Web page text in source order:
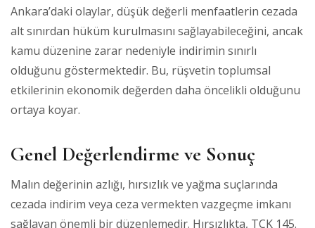
Ankara’daki olaylar, düşük değerli menfaatlerin cezada
alt sınırdan hüküm kurulmasını sağlayabileceğini, ancak
kamu düzenine zarar nedeniyle indirimin sınırlı
olduğunu göstermektedir. Bu, rüşvetin toplumsal
etkilerinin ekonomik değerden daha öncelikli olduğunu
ortaya koyar.
Genel Değerlendirme ve Sonuç
Malın değerinin azlığı, hırsızlık ve yağma suçlarında
cezada indirim veya ceza vermekten vazgeçme imkanı
sağlayan önemli bir düzenlemedir. Hırsızlıkta, TCK 145.